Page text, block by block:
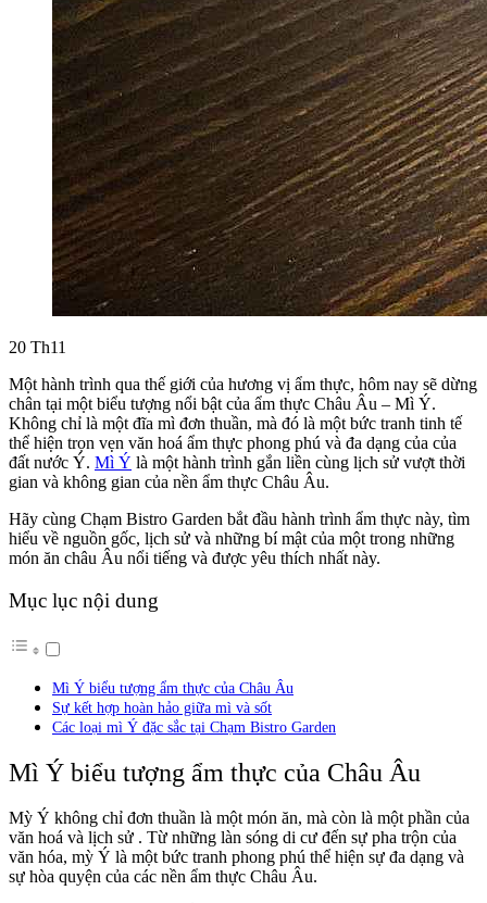
20 Th11
Một hành trình qua thế giới của hương vị ẩm thực, hôm nay sẽ dừng
chân tại một biểu tượng nổi bật của ẩm thực Châu Âu – Mì Ý.
Không chỉ là một đĩa mì đơn thuần, mà đó là một bức tranh tinh tế
thể hiện trọn vẹn văn hoá ẩm thực phong phú và đa dạng của của
đất nước Ý. Mì Ý là một hành trình gắn liền cùng lịch sử vượt thời
gian và không gian của nền ẩm thực Châu Âu.
Hãy cùng Chạm Bistro Garden bắt đầu hành trình ẩm thực này, tìm
hiểu về nguồn gốc, lịch sử và những bí mật của một trong những
món ăn châu Âu nổi tiếng và được yêu thích nhất này.
Mục lục nội dung
Mì Ý biểu tượng ẩm thực của Châu Âu
Sự kết hợp hoàn hảo giữa mì và sốt
Các loại mì Ý đặc sắc tại Chạm Bistro Garden
Mì Ý biểu tượng ẩm thực của Châu Âu
Mỳ Ý không chỉ đơn thuần là một món ăn, mà còn là một phần của
văn hoá và lịch sử . Từ những làn sóng di cư đến sự pha trộn của
văn hóa, mỳ Ý là một bức tranh phong phú thể hiện sự đa dạng và
sự hòa quyện của các nền ẩm thực Châu Âu.